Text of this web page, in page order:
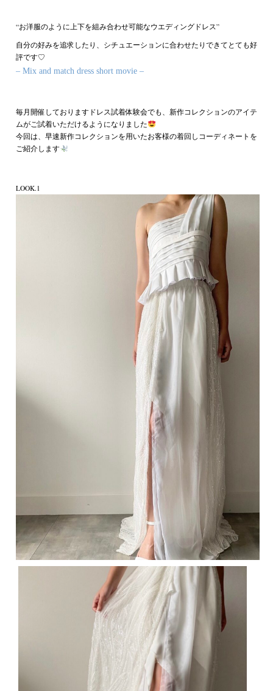
“お洋服のように上下を組み合わせ可能なウエディングドレス”
自分の好みを追求したり、シチュエーションに合わせたりできてとても好
評です♡
– Mix and match dress short movie –
毎月開催しておりますドレス試着体験会でも、新作コレクションのアイテ
ムがご試着いただけるようになりました
今回は、早速新作コレクションを用いたお客様の着回しコーディネートを
ご紹介します
LOOK.1